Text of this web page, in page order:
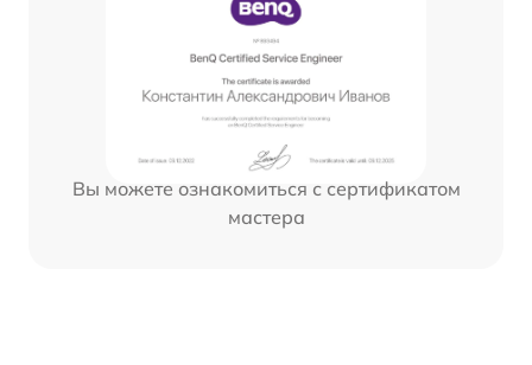
Вы можете ознакомиться с сертификатом
мастера